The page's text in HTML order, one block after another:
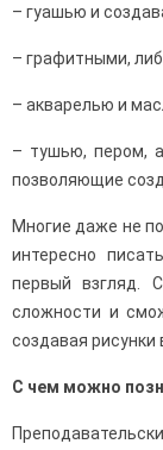
– гуашью и
– графитными,
– акварелью и
– тушью, пером,
позволяющие
Многие даже не
интересно
первый взгляд.
сложности и
создавая
С чем можно